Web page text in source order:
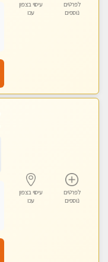
לפרטים
נוספים
עיסוי בצפון
עכו
לפרטים
נוספים
עיסוי בצפון
עכו